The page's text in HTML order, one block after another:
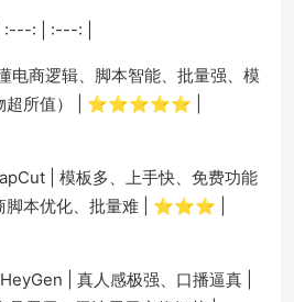
: | :---: |
电商逻辑、脚本智能、批量强、模
超所值） | ⭐⭐⭐⭐⭐ |
| 模板多、上手快、免费功能
脚本优化、批量难 | ⭐⭐⭐ |
| 真人感极强、口播逼真 |